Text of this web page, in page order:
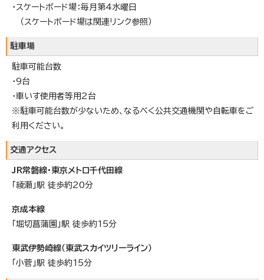
・スケートボード場：毎月第4水曜日
（スケートボード場は関連リンク参照）
駐車場
駐車可能台数
・9台
・車いす使用者等用2台
※駐車可能台数が少ないため、なるべく公共交通機関や自転車をご
利用ください。
交通アクセス
JR常磐線・東京メトロ千代田線
「綾瀬」駅 徒歩約20分
京成本線
「堀切菖蒲園」駅 徒歩約15分
東武伊勢崎線（東武スカイツリーライン）
「小菅」駅 徒歩約15分